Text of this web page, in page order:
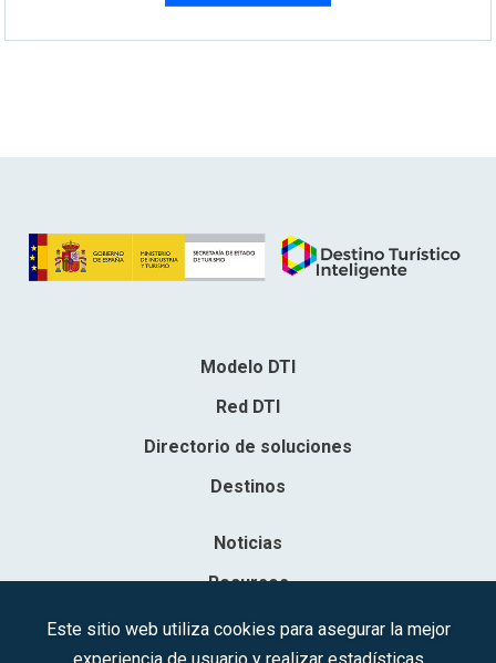
Modelo DTI
Red DTI
Directorio de soluciones
Destinos
Noticias
Recursos
Contacto
Este sitio web utiliza cookies para asegurar la mejor